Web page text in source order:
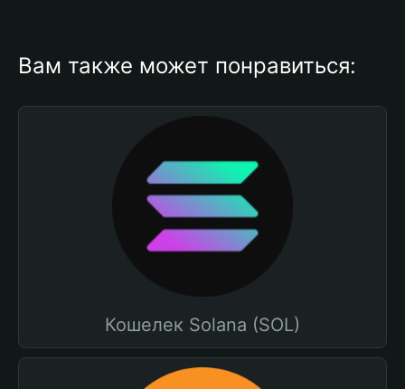
Вам также может понравиться:
Кошелек Solana (SOL)